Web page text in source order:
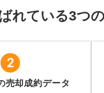
れている3つ
2
売却成約データ